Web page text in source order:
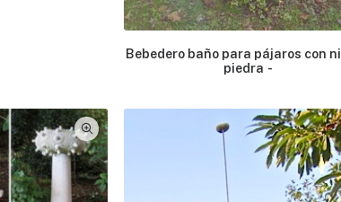
Bebedero baño para pájaros con
piedra